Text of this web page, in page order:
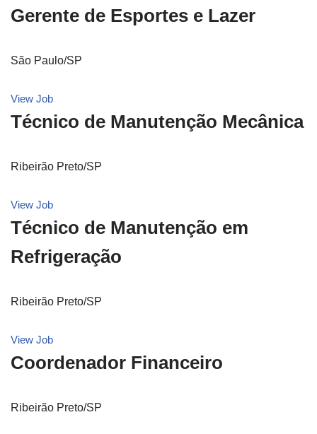
Gerente de Esportes e Lazer
São Paulo/SP
View Job
Técnico de Manutenção Mecânica
Ribeirão Preto/SP
View Job
Técnico de Manutenção em
Refrigeração
Ribeirão Preto/SP
View Job
Coordenador Financeiro
Ribeirão Preto/SP